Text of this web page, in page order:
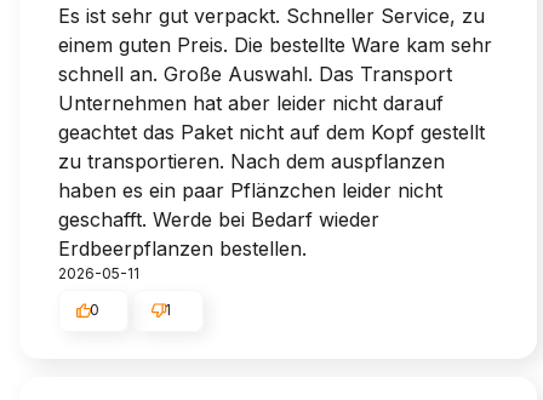
Es ist sehr gut verpackt. Schneller Service, zu
einem guten Preis. Die bestellte Ware kam sehr
schnell an. Große Auswahl. Das Transport
Unternehmen hat aber leider nicht darauf
geachtet das Paket nicht auf dem Kopf gestellt
zu transportieren. Nach dem auspflanzen
haben es ein paar Pflänzchen leider nicht
geschafft. Werde bei Bedarf wieder
Erdbeerpflanzen bestellen.
2026-05-11
0 1